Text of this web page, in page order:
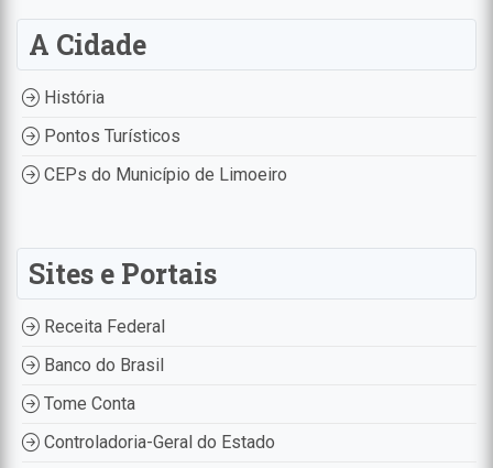
A Cidade
História
Pontos Turísticos
CEPs do Município de Limoeiro
Sites e Portais
Receita Federal
Banco do Brasil
Tome Conta
Controladoria-Geral do Estado